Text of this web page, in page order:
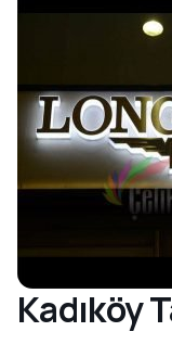
Kadıköy